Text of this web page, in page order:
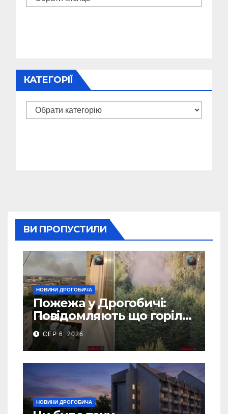
КАТЕГОРІЇ
Категорії
ВИ ПРОПУСТИЛИ
НОВИНИ ДРОГОБИЧА
Пожежа у Дрогобичі:
Повідомляють що горіло
5 гаражів (Відео)
СЕР 6, 2026
НОВИНИ ДРОГОБИЧА